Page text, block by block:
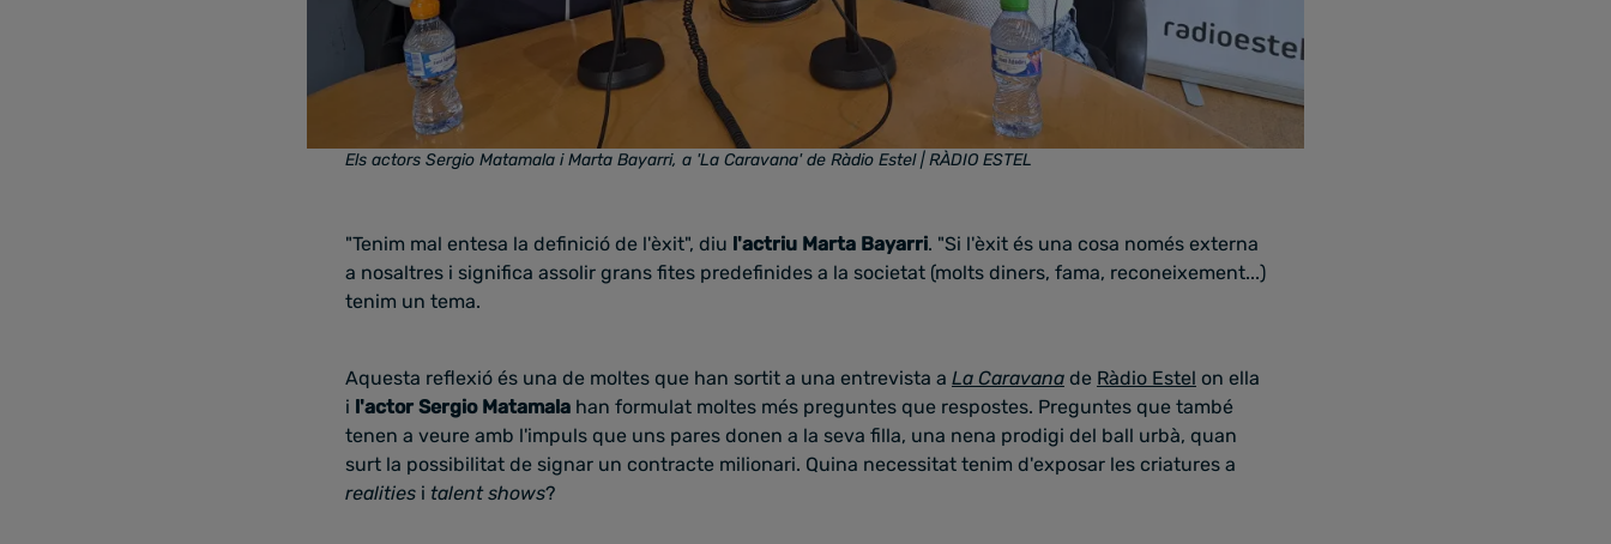
Els actors Sergio Matamala i Marta Bayarri, a 'La Caravana' de Ràdio Estel| RÀDIO ESTEL
"Tenim mal entesa la definició de l'èxit", diu l'actriu Marta Bayarri. "Si l'èxit és una cosa només externa
a nosaltres i significa assolir grans fites predefinides a la societat (molts diners, fama, reconeixement...)
tenim un tema.
Aquesta reflexió és una de moltes que han sortit a una entrevista a La Caravana de Ràdio Estel on ella
i l'actor Sergio Matamala han formulat moltes més preguntes que respostes. Preguntes que també
tenen a veure amb l'impuls que uns pares donen a la seva filla, una nena prodigi del ball urbà, quan
surt la possibilitat de signar un contracte milionari. Quina necessitat tenim d'exposar les criatures a
realities i talent shows?